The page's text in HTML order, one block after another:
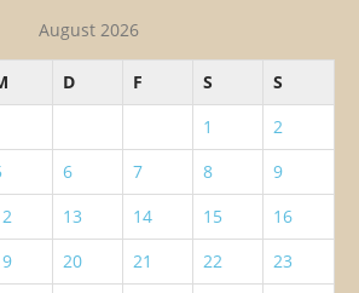
August 2026
D F S
S
1
2
6 7 8
9
13 14 15
16
20 21 22
23